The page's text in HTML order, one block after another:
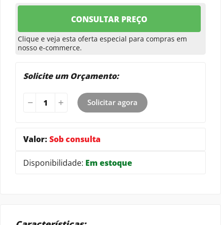
CONSULTAR PREÇO
Clique e veja esta oferta especial para compras em
nosso e-commerce.
Solicite um Orçamento:
Solicitar agora
Valor: Sob consulta
Disponibilidade: Em estoque